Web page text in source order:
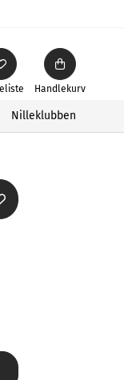
Handlekurv
Nilleklubben